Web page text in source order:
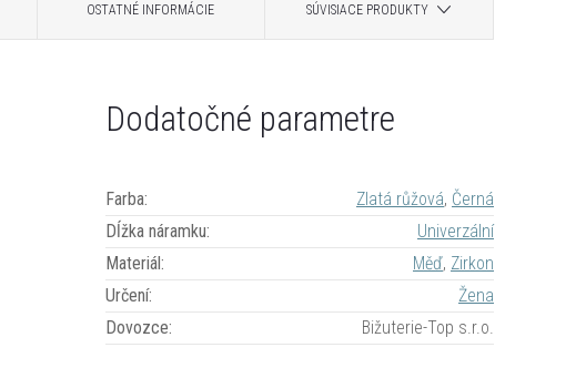
OSTATNÉ INFORMÁCIE SÚVISIACE PRODUKTY
Dodatočné parametre
Farba: Zlatá růžová, Černá
Dĺžka náramku:
Univerzální
Materiál: Měď, Zirkon
Určení:
Žena
Dovozce: Bižuterie-Top s.r.o.